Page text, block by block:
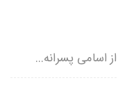
اسامی پسرانه…